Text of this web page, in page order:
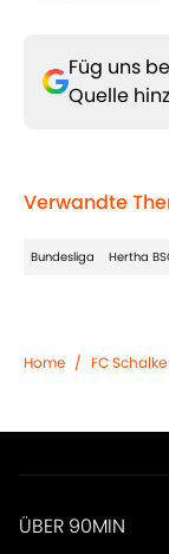
Füg uns
Quelle
Verwandte
Bundesliga Hertha
Home / FC
ÜBER 90MIN